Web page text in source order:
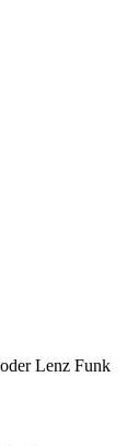
Lenz Funk